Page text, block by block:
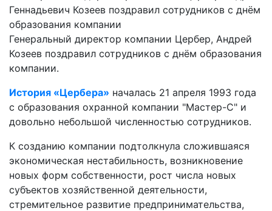
Генеральный директор компании Цербер, Андрей
Козеев поздравил сотрудников с днём образования
компании.
История «Цербера» началась 21 апреля 1993 года
с образования охранной компании "Мастер-С" и
довольно небольшой численностью сотрудников.
К созданию компании подтолкнула сложившаяся
экономическая нестабильность, возникновение
новых форм собственности, рост числа новых
субъектов хозяйственной деятельности,
стремительное развитие предпринимательства,